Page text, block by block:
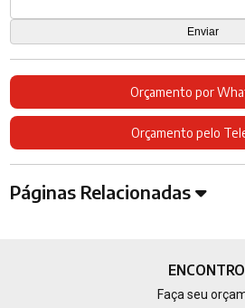
Orçamento por
Orçamento pelo
Páginas Relacionadas
Faça seu